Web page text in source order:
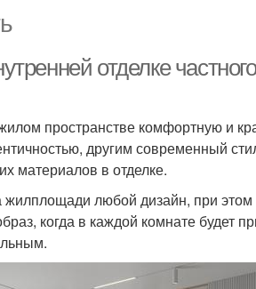
отделке
пространстве комфортную и
другим современный
материалов в отделке.
любой дизайн, при
когда в каждой комнате будет